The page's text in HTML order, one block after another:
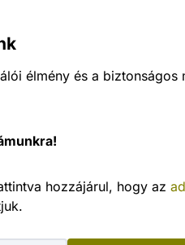
élmény és a biztonságos
hozzájárul, hogy az